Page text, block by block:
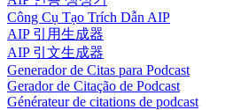
Công Cụ Tạo Trích Dẫn AIP
AIP 引用生成器
AIP 引文生成器
Generador de Citas para Podcast
Gerador de Citação de Podcast
Générateur de citations de podcast